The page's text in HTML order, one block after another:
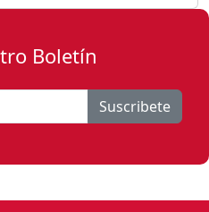
Boletín
Suscribete